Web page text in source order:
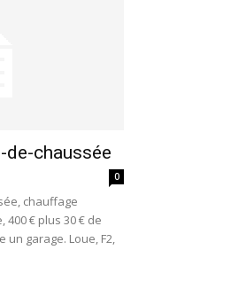
de-chaussée
0
chauffage
400 € plus 30 € de
un garage. Loue, F2,